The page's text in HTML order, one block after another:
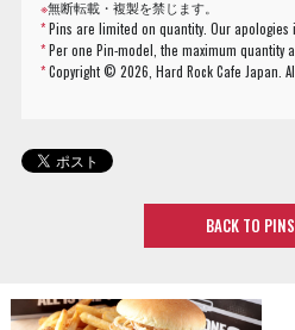
※無断転載・複製を禁じます。
*Pins are limited on quantity. Our apologies
*Per one Pin-model, the maximum quantity
*Copyright ©2026, Hard Rock Cafe Japan.
BACK TO